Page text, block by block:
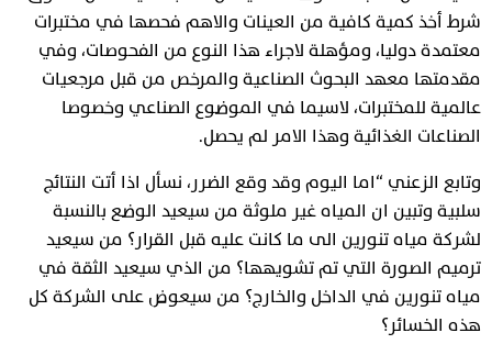
شرط أخذ كمية كافية من العينات والاهم فحصها في مختبرات
معتمدة دوليا، ومؤهلة لاجراء هذا النوع من الفحوصات، وفي
مقدمتها معهد البحوث الصناعية والمرخص من قبل مرجعيات
عالمية للمختبرات، لاسيما في الموضوع الصناعي وخصوصا
الصناعات الغذائية وهذا الامر لم يحصل.
وتابع الزعني “اما اليوم وقد وقع الضرر، نسأل اذا أتت النتائج
سلبية وتبين ان المياه غير ملوثة من سيعيد الوضع بالنسبة
لشركة مياه تنورين الى ما كانت عليه قبل القرار؟ من سيعيد
ترميم الصورة التي تم تشويهها؟ من الذي سيعيد الثقة في
مياه تنورين في الداخل والخارج؟ من سيعوض على الشركة كل
هذه الخسائر؟